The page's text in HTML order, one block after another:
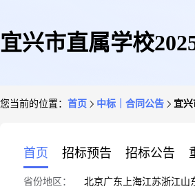
宜兴市直属学校
您当前的位置： 首页 中标｜合同公告 宜兴
首页 招标预告 招标公告
省份地区： 北京广东 上海江苏浙江山